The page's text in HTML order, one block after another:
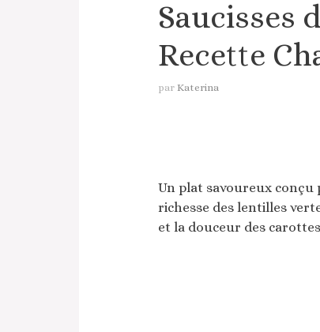
Saucisses
Recette
par Katerina
Un plat savoureux conçu
richesse des lentilles
et la douceur des